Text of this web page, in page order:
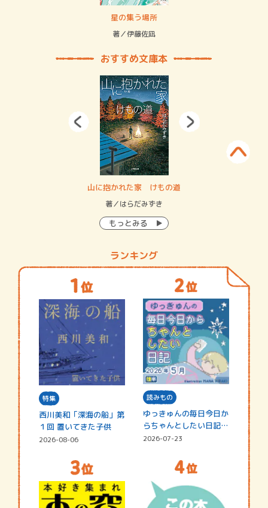
星の集う場所
著／伊藤佐凪
おすすめ文庫本
山に抱かれた家 けもの道
著／はらだみずき
もっとみる
ランキング
特集
西川美和「深海の船」第
１回 置いてきた子供
2026-08-06
読みもの
ゆっきゅんの毎日今日か
らちゃんとしたい日記
☆202…
2026-07-23